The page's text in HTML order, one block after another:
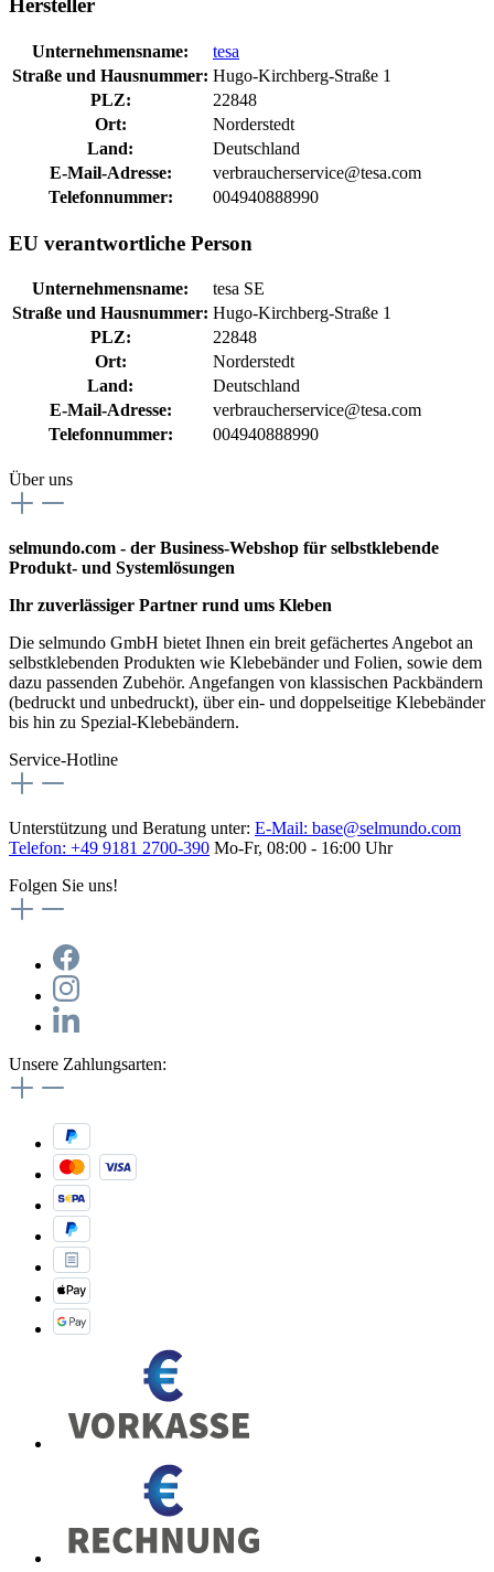
Hersteller
Unternehmensname:
tesa
Straße und Hausnummer: Hugo-Kirchberg-Straße 1
PLZ:
22848
Ort:
Norderstedt
Land:
Deutschland
E-Mail-Adresse:
verbraucherservice@tesa.com
Telefonnummer:
004940888990
EU verantwortliche Person
Unternehmensname:
tesa SE
Straße und Hausnummer: Hugo-Kirchberg-Straße 1
PLZ:
22848
Ort:
Norderstedt
Land:
Deutschland
E-Mail-Adresse:
verbraucherservice@tesa.com
Telefonnummer:
004940888990
Über uns
selmundo.com - der Business-Webshop für selbstklebende
Produkt- und Systemlösungen
Ihr zuverlässiger Partner rund ums Kleben
Die selmundo GmbH bietet Ihnen ein breit gefächertes Angebot an
selbstklebenden Produkten wie Klebebänder und Folien, sowie dem
dazu passenden Zubehör. Angefangen von klassischen Packbändern
(bedruckt und unbedruckt), über ein- und doppelseitige Klebebänder
bis hin zu Spezial-Klebebändern.
Service-Hotline
Unterstützung und Beratung unter: E-Mail: base@selmundo.com
Telefon: +49 9181 2700-390 Mo-Fr, 08:00 - 16:00 Uhr
Folgen Sie uns!
Unsere Zahlungsarten: